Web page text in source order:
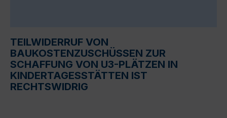
TEILWIDERRUF VON
BAUKOSTENZUSCHÜSSEN ZUR
SCHAFFUNG VON U3-PLÄTZEN IN
KINDERTAGESSTÄTTEN IST
RECHTSWIDRIG